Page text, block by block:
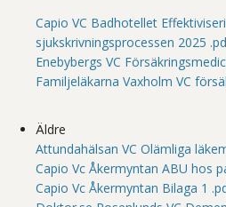
Capio VC Badhotellet
sjukskrivningsprocessen 2025
Enebybergs VC
Familjeläkarna Vaxholm VC
Äldre
Attundahälsan VC Olämliga
Capio Vc Åkermyntan ABU hos
Capio Vc Åkermyntan Bilaga 1